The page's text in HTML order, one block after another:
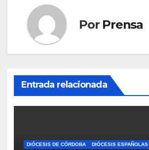
Por Prensa
Entrada relacionada
DIÓCESIS DE CÓRDOBA DIÓCESIS ESPAÑOLAS